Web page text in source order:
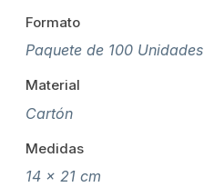
Formato
Paquete de 100 Unidades
Material
Cartón
Medidas
14 x 21 cm